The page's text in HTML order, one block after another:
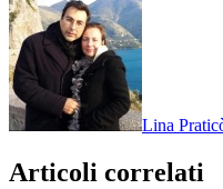
Lina
Articoli correlati